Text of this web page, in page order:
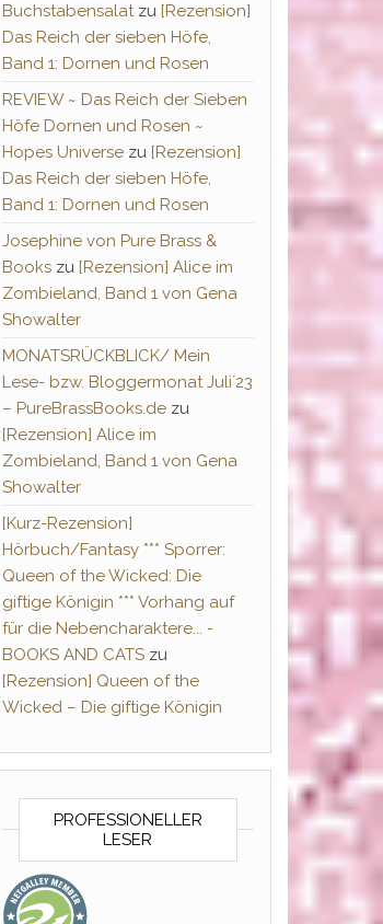
Buchstabensalatzu [Rezension]
Das Reich der sieben Höfe,
Band 1: Dornen und Rosen
REVIEW ~ Das Reich der Sieben
Höfe Dornen und Rosen ~
Hopes Universezu [Rezension]
Das Reich der sieben Höfe,
Band 1: Dornen und Rosen
Josephine von Pure Brass &
Bookszu [Rezension] Alice im
Zombieland, Band 1 von Gena
Showalter
MONATSRÜCKBLICK/ Mein
Lese- bzw. Bloggermonat Juli´23
– PureBrassBooks.dezu
[Rezension] Alice im
Zombieland, Band 1 von Gena
Showalter
[Kurz-Rezension]
Hörbuch/Fantasy *** Sporrer:
Queen of the Wicked: Die
giftige Königin *** Vorhang auf
für die Nebencharaktere... -
BOOKS AND CATSzu
[Rezension] Queen of the
Wicked – Die giftige Königin
PROFESSIONELLER
LESER